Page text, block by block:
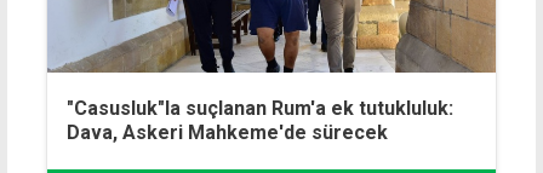
"Casusluk"la suçlanan Rum'a ek tutukluluk:
Dava, Askeri Mahkeme'de sürecek